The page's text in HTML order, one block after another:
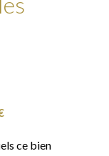
ce bien